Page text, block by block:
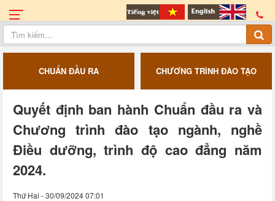
CHUẨN ĐẦU RA CHƯƠNG TRÌNH ĐÀO TẠO
Quyết định ban hành Chuẩn đầu ra và
Chương trình đào tạo ngành, nghề
Điều dưỡng, trình độ cao đẳng năm
2024.
Thứ Hai - 30/09/2024 07:01